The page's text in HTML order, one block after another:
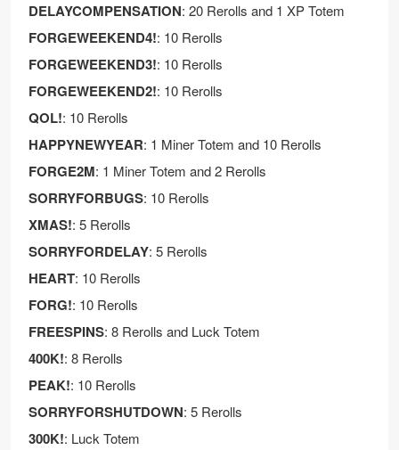
DELAYCOMPENSATION: 20 Rerolls and 1 XP Totem
FORGEWEEKEND4!: 10 Rerolls
FORGEWEEKEND3!: 10 Rerolls
FORGEWEEKEND2!: 10 Rerolls
QOL!: 10 Rerolls
HAPPYNEWYEAR: 1 Miner Totem and 10 Rerolls
FORGE2M: 1 Miner Totem and 2 Rerolls
SORRYFORBUGS: 10 Rerolls
XMAS!: 5 Rerolls
SORRYFORDELAY: 5 Rerolls
HEART: 10 Rerolls
FORG!: 10 Rerolls
FREESPINS: 8 Rerolls and Luck Totem
400K!: 8 Rerolls
PEAK!: 10 Rerolls
SORRYFORSHUTDOWN: 5 Rerolls
300K!: Luck Totem